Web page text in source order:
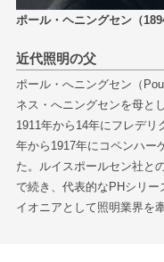
ポール・ヘニングセン（
近代照明の父
ポール・へニングセン（
ネス・へニングセンを母と
1911年から14年にフレデ
年から1917年にコペンハー
た。ルイスポールセン社と
で続き、代表的なPHシリ
イオニアとして照明業界を